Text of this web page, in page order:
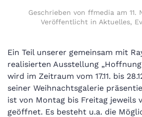
Geschrieben von ffmedia am 11.
Veröffentlicht in Aktuelles,
Ein Teil unserer gemeinsam mit
realisierten Ausstellung
wird im Zeitraum vom 17.11. bis
seiner Weihnachtsgalerie
ist von Montag bis Freitag jeweils
geöffnet. Es besteht u.a. die